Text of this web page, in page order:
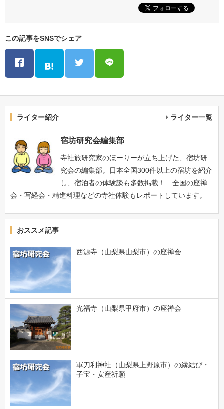
この記事をSNSでシェア
ライター紹介 ライター一覧
宿坊研究会編集部
寺社旅研究家のほーりーが立ち上げた、宿坊研
究会の編集部。日本全国300件以上の宿坊を紹介
し、宿泊者の体験談も多数掲載！ 全国の座禅
会・写経会・精進料理などの寺社体験もレポートしています。
おススメ記事
西源寺（山梨県山梨市）の座禅会
光福寺（山梨県甲府市）の座禅会
軍刀利神社（山梨県上野原市）の縁結び・
子宝・安産祈願